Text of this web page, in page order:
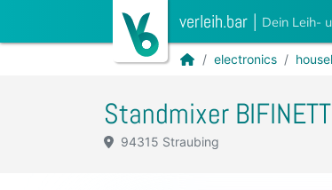
verleih.bar | Dein Leih-
electronics
Standmixer BIFINETT
94315 Straubing